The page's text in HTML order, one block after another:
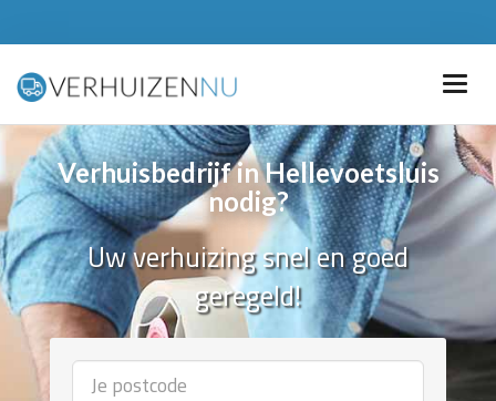
Verhuisbedrijf in Hellevoetsluis
nodig?
Uw verhuizing snel en goed
geregeld!